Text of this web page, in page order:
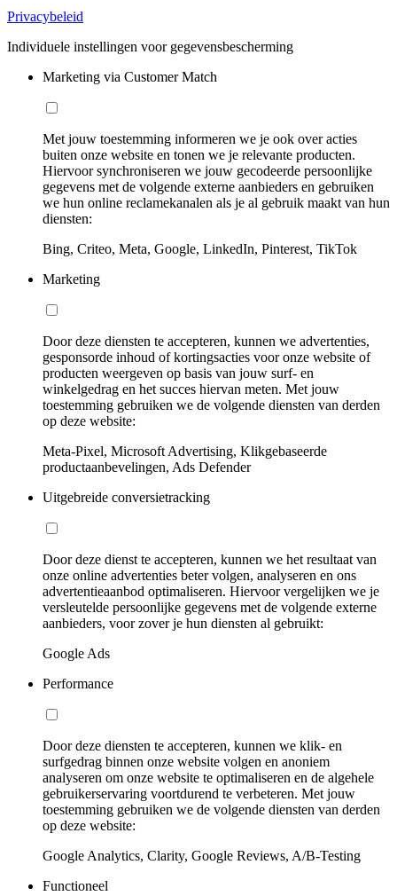
Privacybeleid
Individuele instellingen voor gegevensbescherming
Marketing via Customer Match
Met jouw toestemming informeren we je ook over acties
buiten onze website en tonen we je relevante producten.
Hiervoor synchroniseren we jouw gecodeerde persoonlijke
gegevens met de volgende externe aanbieders en gebruiken
we hun online reclamekanalen als je al gebruik maakt van hun
diensten:
Bing, Criteo, Meta, Google, LinkedIn, Pinterest, TikTok
Marketing
Door deze diensten te accepteren, kunnen we advertenties,
gesponsorde inhoud of kortingsacties voor onze website of
producten weergeven op basis van jouw surf- en
winkelgedrag en het succes hiervan meten. Met jouw
toestemming gebruiken we de volgende diensten van derden
op deze website:
Meta-Pixel, Microsoft Advertising, Klikgebaseerde
productaanbevelingen, Ads Defender
Uitgebreide conversietracking
Door deze dienst te accepteren, kunnen we het resultaat van
onze online advertenties beter volgen, analyseren en ons
advertentieaanbod optimaliseren. Hiervoor vergelijken we je
versleutelde persoonlijke gegevens met de volgende externe
aanbieders, voor zover je hun diensten al gebruikt:
Google Ads
Performance
Door deze diensten te accepteren, kunnen we klik- en
surfgedrag binnen onze website volgen en anoniem
analyseren om onze website te optimaliseren en de algehele
gebruikerservaring voortdurend te verbeteren. Met jouw
toestemming gebruiken we de volgende diensten van derden
op deze website:
Google Analytics, Clarity, Google Reviews, A/B-Testing
Functioneel